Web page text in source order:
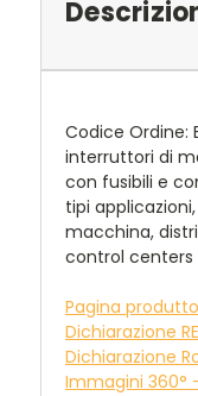
Codice Ordine:
interruttori di
con fusibili e
tipi
macchina,
control
Pagina
Dichiarazione
Dichiarazione
Immagini 360° -